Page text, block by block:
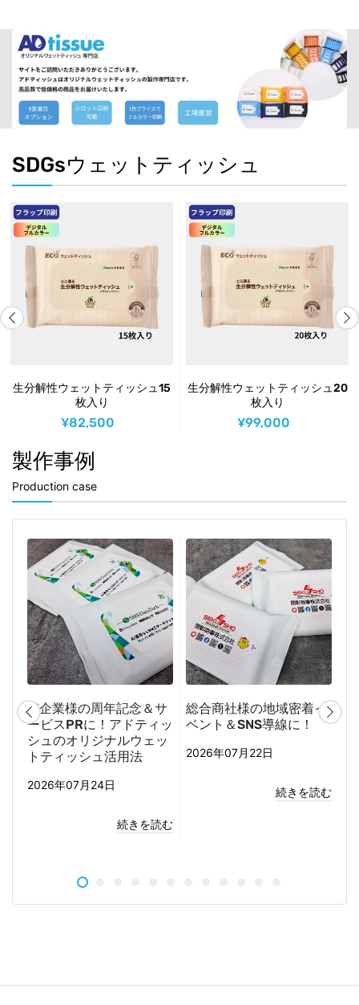
SDGsウェットティッシュ
生分解性ウェットティッシュ15
枚入り
¥82,500
生分解性ウェットティッシュ20
枚入り
¥99,000
製作事例
Production case
IT企業様の周年記念＆サ
ービスPRに！アドティッ
シュのオリジナルウェッ
トティッシュ活用法
2026年07月24日
続きを読む
総合商社様の地域密着イ
ベント＆SNS導線に！
2026年07月22日
続きを読む